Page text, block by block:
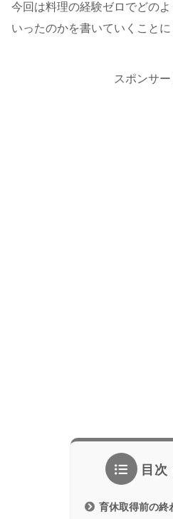
今回は料理の経験ゼロでどの
いったのかを書いていくことに
スポンサー
目次
育休取得前の終